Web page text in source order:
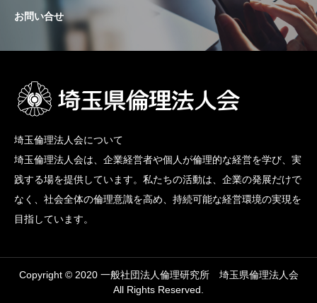
お問い合せ
埼玉倫理法人会について
埼玉倫理法人会は、企業経営者や個人が倫理的な経営を学び、実
践する場を提供しています。私たちの活動は、企業の発展だけで
なく、社会全体の倫理意識を高め、持続可能な経営環境の実現を
目指しています。
Copyright © 2020 一般社団法人倫理研究所 埼玉県倫理法人会
All Rights Reserved.